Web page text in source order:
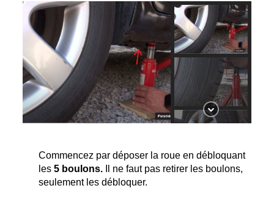
Commencez par déposer la roue en débloquant
les 5 boulons. Il ne faut pas retirer les boulons,
seulement les débloquer.